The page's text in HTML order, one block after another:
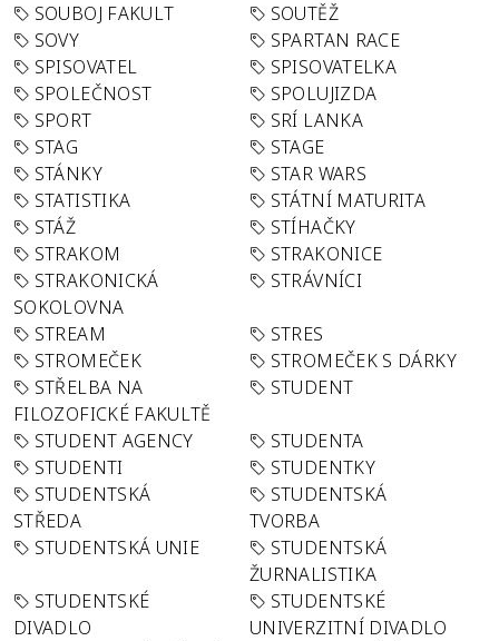
SOUBOJ FAKULT
SOUTĚŽ
SOVY
SPARTAN RACE
SPISOVATEL
SPISOVATELKA
SPOLEČNOST
SPOLUJIZDA
SPORT
SRÍ LANKA
STAG
STAGE
STÁNKY
STAR WARS
STATISTIKA
STÁTNÍ MATURITA
STÁŽ
STÍHAČKY
STRAKOM
STRAKONICE
STRAKONICKÁ
SOKOLOVNA
STRÁVNÍCI
STREAM
STRES
STROMEČEK
STROMEČEK S DÁRKY
STŘELBA NA
FILOZOFICKÉ FAKULTĚ
STUDENT
STUDENT AGENCY
STUDENTA
STUDENTI
STUDENTKY
STUDENTSKÁ
STŘEDA
STUDENTSKÁ
TVORBA
STUDENTSKÁ UNIE
STUDENTSKÁ
ŽURNALISTIKA
STUDENTSKÉ
DIVADLO
STUDENTSKÉ
UNIVERZITNÍ DIVADLO